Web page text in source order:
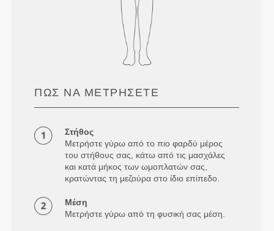
ΠΏΣ ΝΑ ΜΕΤΡΉΣΕΤΕ
Στήθος
Μετρήστε γύρω από το πιο φαρδύ μέρος
του στήθους σας, κάτω από τις μασχάλες
και κατά μήκος των ωμοπλατών σας,
κρατώντας τη μεζούρα στο ίδιο επίπεδο.
Μέση
Μετρήστε γύρω από τη φυσική σας μέση.